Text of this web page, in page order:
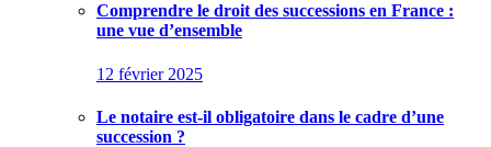
Comprendre le droit des successions en France :
une vue d’ensemble
12 février 2025
Le notaire est-il obligatoire dans le cadre d’une
succession ?